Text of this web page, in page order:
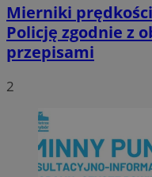
Mierniki
Policję zgodnie z
przepisami
2